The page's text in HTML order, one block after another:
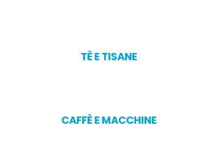
TÈ E TISANE
CAFFÈ E MACCHINE